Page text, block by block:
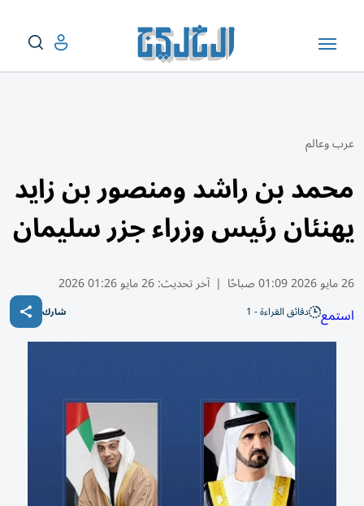
عرب وعالم
محمد بن راشد ومنصور بن زايد
يهنئان رئيس وزراء جزر سليمان
26 مايو 2026 01:09 صباحًا | آخر تحديث:26 مايو 01:26 2026
استمع دقائق القراءة - 1 شارك